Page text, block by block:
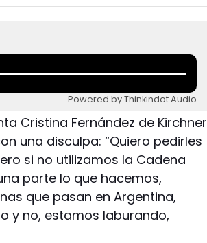
Powered by Thinkindot Audio
Cristina Fernández de Kirchner
una disculpa: “Quiero pedirles
si no utilizamos la Cadena
parte lo que hacemos,
que pasan en Argentina,
y no, estamos laburando,